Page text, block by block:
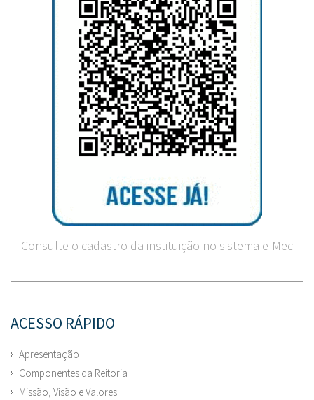
Consulte o cadastro da instituição no sistema e-Mec
ACESSO RÁPIDO
Apresentação
Componentes da Reitoria
Missão, Visão e Valores